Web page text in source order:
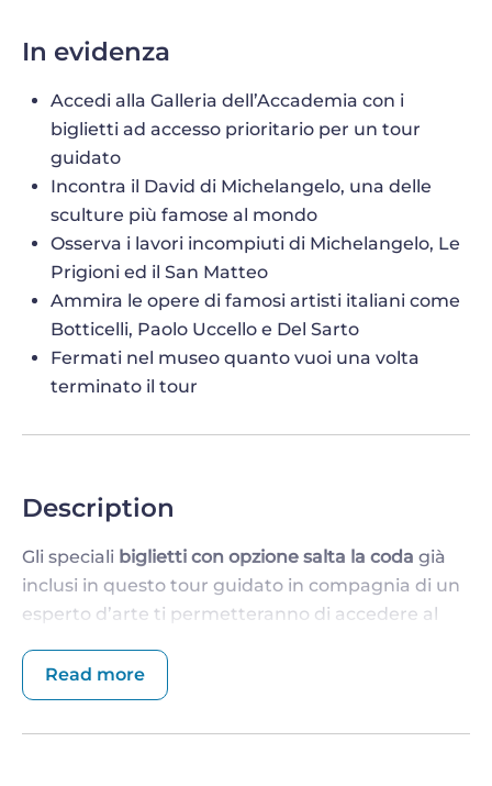
In evidenza
Accedi alla Galleria dell’Accademia con i
biglietti ad accesso prioritario per un tour
guidato
Incontra il David di Michelangelo, una delle
sculture più famose al mondo
Osserva i lavori incompiuti di Michelangelo, Le
Prigioni ed il San Matteo
Ammira le opere di famosi artisti italiani come
Botticelli, Paolo Uccello e Del Sarto
Fermati nel museo quanto vuoi una volta
terminato il tour
Description
Gli speciali biglietti con opzione salta la coda già
inclusi in questo tour guidato in compagnia di un
esperto d’arte ti permetteranno di accedere al
scoprire i suoi innumerevoli capolavori, così come
una delle statue più celebri al mondo: il
Michelangelo.
Read more